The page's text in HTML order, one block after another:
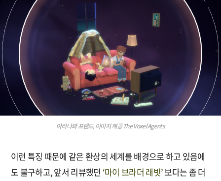
아리나와 프랜드, 이미지 제공 The Voxel Agents
이런 특징 때문에 같은 환상의 세계를 배경으로 하고 있음에
도 불구하고, 앞서 리뷰했던 ‘마이 브라더 래빗’보다는 좀 더